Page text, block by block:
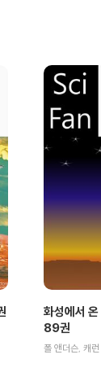
화성에서
89권
폴 앤더슨, 캐